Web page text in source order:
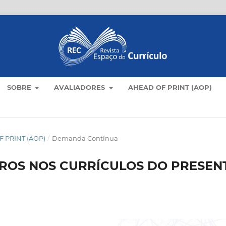
SOBRE AVALIADORES AHEAD OF PRINT (AOP)
PRINT (AOP) / Demanda Contínua
NOS CURRÍCULOS DO